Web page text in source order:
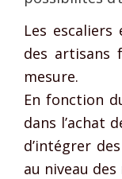
Les
des artisans
mesure.
En fonction
dans l’achat
d’intégrer des
au niveau